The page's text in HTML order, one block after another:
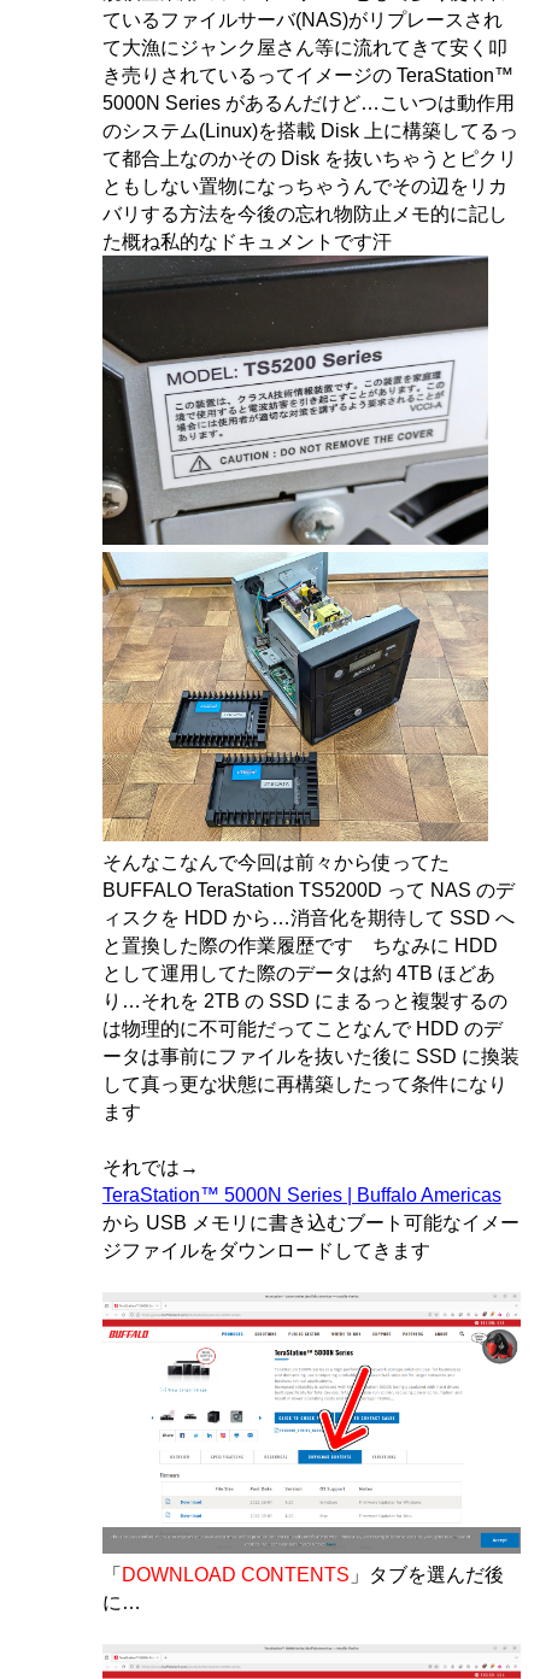
ているファイルサーバ(NAS)がリプレースされ
て大漁にジャンク屋さん等に流れてきて安く叩
き売りされているってイメージの TeraStation™
5000N Series があるんだけど…こいつは動作用
のシステム(Linux)を搭載 Disk 上に構築してるっ
て都合上なのかその Disk を抜いちゃうとピクリ
ともしない置物になっちゃうんでその辺をリカ
バリする方法を今後の忘れ物防止メモ的に記し
た概ね私的なドキュメントです汗
そんなこなんで今回は前々から使ってた
BUFFALO TeraStation TS5200D って NAS のデ
ィスクを HDD から…消音化を期待して SSD へ
と置換した際の作業履歴です ちなみに HDD
として運用してた際のデータは約 4TB ほどあ
り…それを 2TB の SSD にまるっと複製するの
は物理的に不可能だってことなんで HDD のデ
ータは事前にファイルを抜いた後に SSD に換装
して真っ更な状態に再構築したって条件になり
ます
それでは→
TeraStation™ 5000N Series | Buffalo Americas
から USB メモリに書き込むブート可能なイメー
ジファイルをダウンロードしてきます
「 DOWNLOAD CONTENTS 」タブを選んだ後
に…